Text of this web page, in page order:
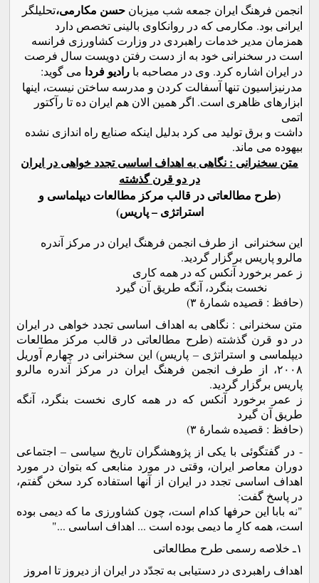
انجمن فرهنگ ایران جمعه شب میزبان حسن مکارمی،تحلیلگر
ایرانی بود. مکارمی که در روانکاوی بالینی تخصص دارد
همزمان مدیر خدمات راهبردی در وزارت کشاورزی فرانسه
است در سخنرانی خود به از دست رفتن دویست سال فرصت
در ایران اشاره کرد. وی در مصاحبه با رادیو فردا می گوید:
مدرنیزاسیون تنها آسفالت کردن و مدرسه ساختن نیست، اینها
ابزارهای ظاهری است. اگر همین الان هم ایران ده تا رآکتور
اتمی
داشت و برق تولید می کرد بدلیل اینکه صنایع راه اندازی نشده
بیهوده می ماند.
متن سخنرانی : نگاهی به اهداف اساسی تجدد خواهی در ایران
در دو قرن گذشته
(طرح مطالعاتی در قالب مرکز مطالعات دیپلماسی و
استراتژی – پاریس)
این سخنرانی از طرف انجمن فرهنگ ایران در مرکز آندره
مالرو پاریس برگزار گردید.
ز عمر برخورد آنکس که در همه کاری
نخست بنگرد، آنگه طریق آن گیرد
(حافظ : قصیده شمارۀ ٣)
متن سخنرانی : نگاهی به اهداف اساسی تجدد خواهی در ایران
در دو قرن گذشته (طرح مطالعاتی در قالب مرکز مطالعات
دیپلماسی و استراتژی – پاریس) این سخنرانی در چهارم آوریل
٢٠٠٨، از طرف انجمن فرهنگ ایران در مرکز آندره مالرو
پاریس برگزار گردید.
ز عمر برخورد آنکس که در همه کاری نخست بنگرد، آنگه
طریق آن گیرد
(حافظ : قصیده شمارۀ ٣)
- در گفتگوئی با یکی از پژوهشگران تاریخ سیاسی – اجتماعی
دوران معاصر ایران، وقتی در مورد منابعی که بتوان در مورد
اهداف اساسی تجدد در ایران از آنها استفاده کرد سخن گفتم،
در پاسخ گفت:
"نه بابا این حرفها کدام است، چون کشاورزی ما که دیمی بوده
است، همه کارِ ما دیمی بوده است ... اهداف اساسی ..."
١ـ خلاصه رسمی طرح مطالعاتی
اهداف راهبردی در دستیابی به تجدّد در ایران از دیروز تا امروز